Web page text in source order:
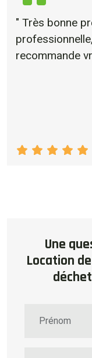
" Très bonne
recommande
Une
Location
Prénom